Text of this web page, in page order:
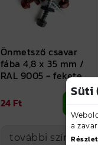
Önmetsző csavar
fába 4,8 x 35 mm /
RAL 9005 - fekete
24 Ft
további színek
Süti
a